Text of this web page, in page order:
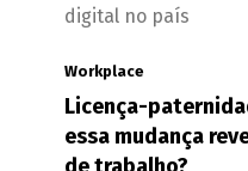
digital no país
Workplace
Licença-
essa mudança